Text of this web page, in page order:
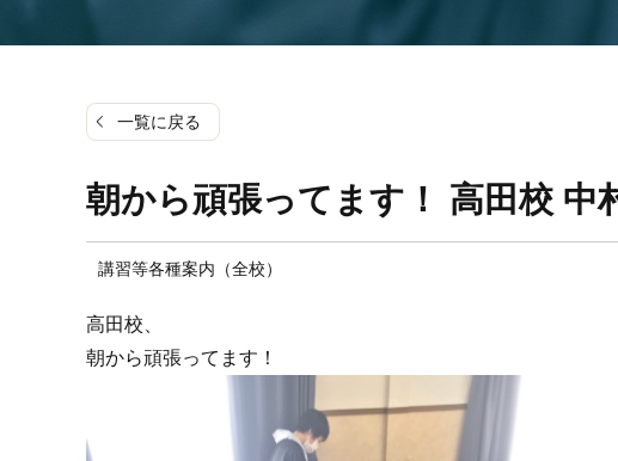
一覧に戻る
朝から頑張ってます！ 高田校 中
講習等各種案内（全校）
高田校、
朝から頑張ってます！